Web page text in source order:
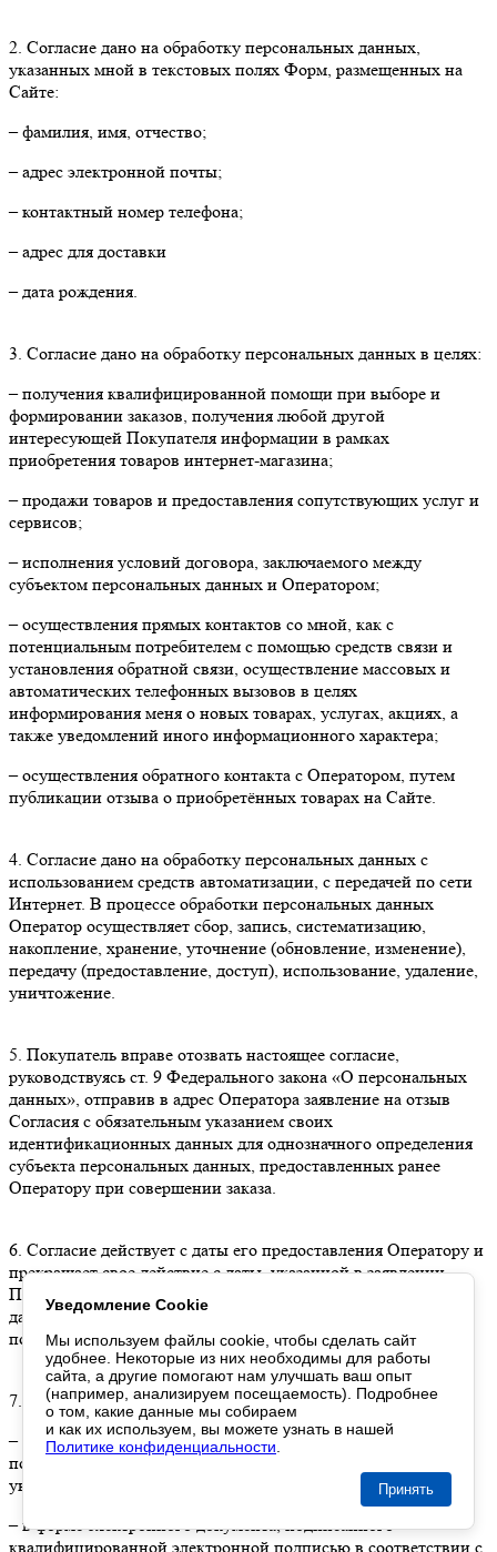
Уведомление Cookie
Мы используем файлы cookie, чтобы сделать сайт
удобнее. Некоторые из них необходимы для работы
сайта, а другие помогают нам улучшать ваш опыт
(например, анализируем посещаемость). Подробнее
о том , какие данные мы собираем
и как их используем
вы можете узнать в нашей
Политике конфиденциальности
Принять
2. Согласие дано на обработку персональных данных,
указанных мной в текстовых полях Форм, размещенных на
Сайте:
– фамилия, имя, отчество;
– адрес электронной почты;
– контактный номер телефона;
– адрес для доставки
– дата рождения.
3. Согласие дано на обработку персональных данных в целях:
– получения квалифицированной помощи при выборе и
формировании заказов, получения любой другой
интересующей Покупателя информации в рамках
приобретения товаров интернет-магазина;
– продажи товаров и предоставления сопутствующих услуг и
сервисов;
– исполнения условий договора, заключаемого между
субъектом персональных данных и Оператором;
– осуществления прямых контактов со мной, как с
потенциальным потребителем с помощью средств связи и
установления обратной связи, осуществление массовых и
автоматических телефонных вызовов в целях
информирования меня о новых товарах, услугах, акциях, а
также уведомлений иного информационного характера;
– осуществления обратного контакта с Оператором, путем
публикации отзыва о приобретённых товарах на Сайте.
4. Согласие дано на обработку персональных данных с
использованием средств автоматизации, с передачей по сети
Интернет. В процессе обработки персональных данных
Оператор осуществляет сбор, запись, систематизацию,
накопление, хранение, уточнение (обновление, изменение),
передачу (предоставление, доступ), использование, удаление,
уничтожение.
5. Покупатель вправе отозвать настоящее согласие,
руководствуясь ст. 9 Федерального закона «О персональных
данных», отправив в адрес Оператора заявление на отзыв
Согласия с обязательным указанием своих
идентификационных данных для однозначного определения
субъекта персональных данных, предоставленных ранее
Оператору при совершении заказа.
6. Согласие действует с даты его предоставления Оператору и
прекращает свое действие с даты, указанной в заявлении
Покупателя об отзыве согласия на обработку персональных
данных, но не ранее даты, следующей за датой фактического
получения Оператором отзыва Согласия.
7. Заявление на отзыв согласия может быть направлено:
– на подписанном собственноручно материальном носителе,
почтовой службой заказным письмом на адрес Оператора,
указанный в п. 1 Согласия;
– в форме электронного документа, подписанного
квалифицированной электронной подписью в соответствии с